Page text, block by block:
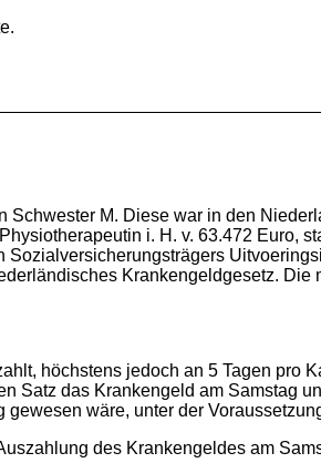
M. Diese war in den
i. H. v. 63.472 Euro,
Krankengeldgesetz.
jedoch an 5 Tagen pro
Satz das Krankengeld am Samstag
wäre, unter der
des Krankengeldes am